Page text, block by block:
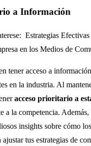
a Información
Estrategias
en los Medios de
tener acceso a
en la industria. Al
acceso prioritario a
a la competencia.
insights sobre cómo
ajustar tus estrategias de